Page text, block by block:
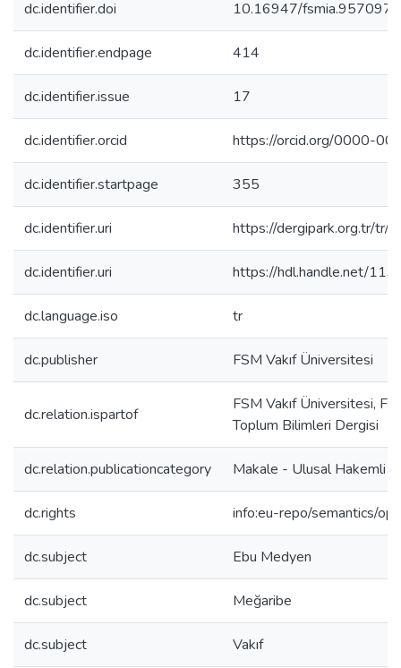
dc.identifier.doi 10.16947/fsmia.957097
dc.identifier.endpage 414
dc.identifier.issue 17
dc.identifier.orcid https://orcid.org/0000-
dc.identifier.startpage 355
dc.identifier.uri https://dergipark.org.tr/tr/
dc.identifier.uri https://hdl.handle.net/
dc.language.iso tr
dc.publisher FSM Vakıf Üniversitesi
dc.relation.ispartof
FSM Vakıf Üniversitesi,
Toplum Bilimleri Dergisi
dc.relation.publicationcategory Makale - Ulusal Hakemli
dc.rights info:eu-repo/semantics/
dc.subject Ebu Medyen
dc.subject Meğaribe
dc.subject Vakıf